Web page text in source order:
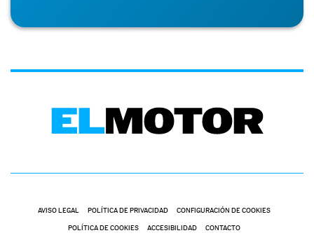
AVISO LEGAL POLÍTICA DE PRIVACIDAD CONFIGURACIÓN DE COOKIES
POLÍTICA DE COOKIES ACCESIBILIDAD CONTACTO